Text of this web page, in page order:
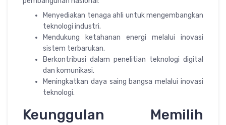
Menyediakan tenaga ahli untuk mengembangkan
teknologi industri.
Mendukung ketahanan energi melalui inovasi
sistem terbarukan.
Berkontribusi dalam penelitian teknologi digital
dan komunikasi.
Meningkatkan daya saing bangsa melalui inovasi
teknologi.
Keunggulan Memilih